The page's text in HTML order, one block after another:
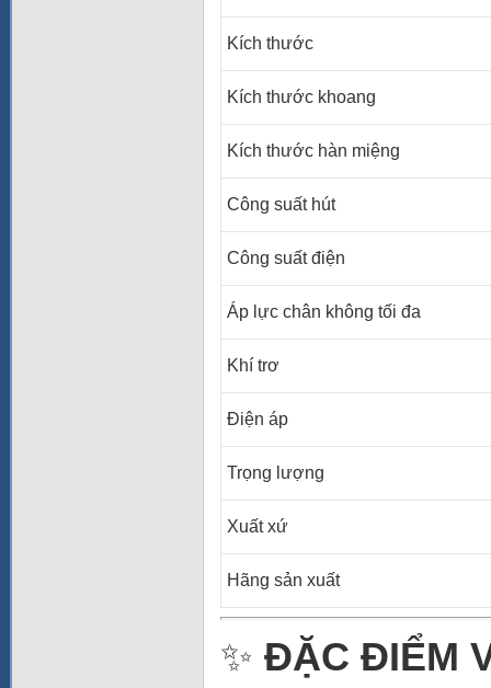
Kích thước
Kích thước khoang
Kích thước hàn miệng
Công suất hút
Công suất điện
Áp lực chân không tối đa
Khí trơ
Điện áp
Trọng lượng
Xuất xứ
Hãng sản xuất
✨ ĐẶC ĐIỂM